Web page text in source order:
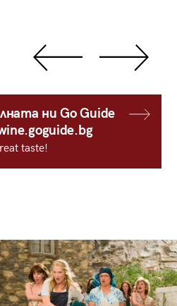
ни Go Guide
taste!